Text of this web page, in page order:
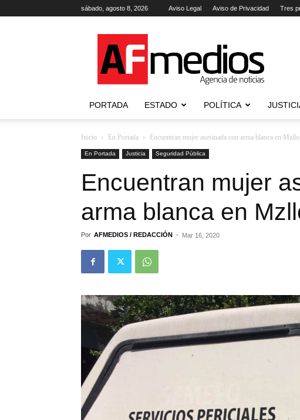
sábado, agosto 8, 2026 Aviso Legal Aviso de Privacidad Tres
Agencia
de
Noticias
PORTADA ESTADO POLÍTICA
Inicio En Portada Encuentran mujer asesinada con arma blanca en Mzllo
En Portada Justicia Seguridad Pública
Encuentran mujer
arma blanca en
Por AFMEDIOS / REDACCIÓN - Mar 16, 2020